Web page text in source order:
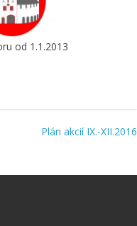
od 1.1.2013
Plán akcií IX.-XII.2016